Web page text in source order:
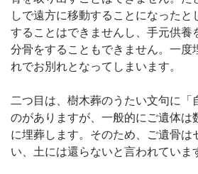
しで遠方に移動することになったと
することはできませんし、手元供養
分骨をすることもできません。一度
れでお別れとなってしまいます。
二つ目は、樹木葬のうたい文句に「
のがありますが、一般的にご遺体は
に埋葬します。そのため、ご遺骨は
い、土には還らないと言われていま